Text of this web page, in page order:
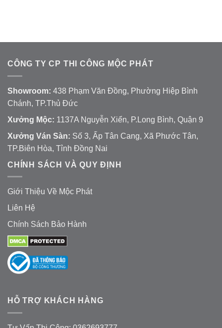
CÔNG TY CP THI CÔNG MỘC PHÁT
Showroom: 438 Phạm Văn Đồng, Phường Hiệp Bình
Chánh, TP.Thủ Đức
Xưởng Mộc: 1137A Nguyễn Xiển, P.Long Bình, Quận 9
Xưởng Ván Sàn: Số 3, Ấp Tân Cang, Xã Phước Tân,
TP.Biên Hòa, Tỉnh Đồng Nai
CHÍNH SÁCH VÀ QUY ĐỊNH
Giới Thiệu Về Mộc Phát
Liên Hệ
Chính Sách Bảo Hành
HỖ TRỢ KHÁCH HÀNG